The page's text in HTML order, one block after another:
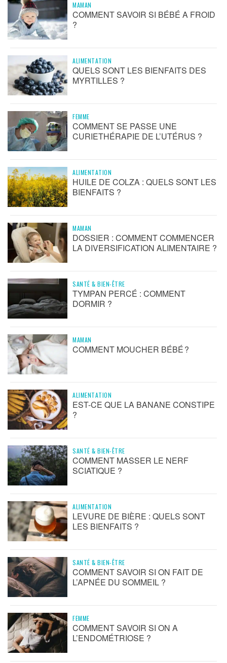
MAMAN
COMMENT SAVOIR SI BÉBÉ A FROID
?
ALIMENTATION
QUELS SONT LES BIENFAITS DES
MYRTILLES ?
FEMME
COMMENT SE PASSE UNE
CURIETHÉRAPIE DE L’UTÉRUS ?
ALIMENTATION
HUILE DE COLZA : QUELS SONT LES
BIENFAITS ?
MAMAN
DOSSIER : COMMENT COMMENCER
LA DIVERSIFICATION ALIMENTAIRE ?
SANTÉ & BIEN-ÊTRE
TYMPAN PERCÉ : COMMENT
DORMIR ?
MAMAN
COMMENT MOUCHER BÉBÉ ?
ALIMENTATION
EST-CE QUE LA BANANE CONSTIPE
?
SANTÉ & BIEN-ÊTRE
COMMENT MASSER LE NERF
SCIATIQUE ?
ALIMENTATION
LEVURE DE BIÈRE : QUELS SONT
LES BIENFAITS ?
SANTÉ & BIEN-ÊTRE
COMMENT SAVOIR SI ON FAIT DE
L’APNÉE DU SOMMEIL ?
FEMME
COMMENT SAVOIR SI ON A
L’ENDOMÉTRIOSE ?